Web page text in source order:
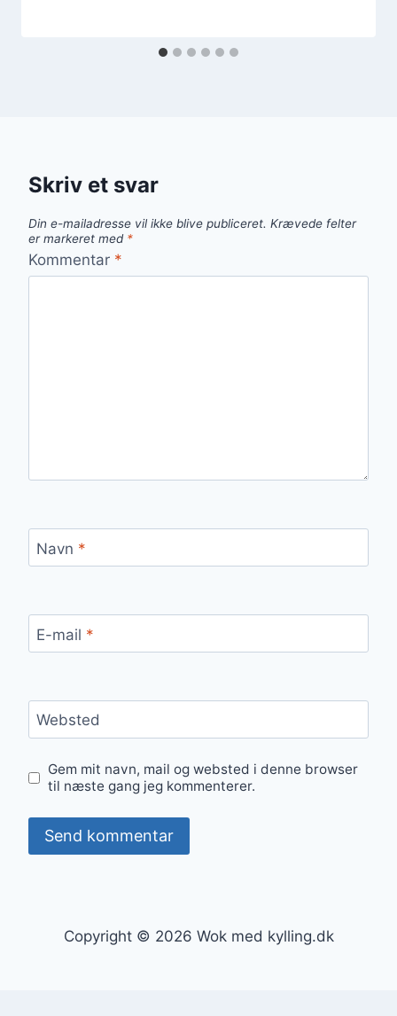
Skriv et svar
Din e-mailadresse vil ikke blive publiceret. Krævede felter
er markeret med *
Kommentar *
Navn *
E-mail *
Websted
Gem mit navn, mail og websted i denne browser
til næste gang jeg kommenterer.
Copyright © 2026 Wok med kylling.dk